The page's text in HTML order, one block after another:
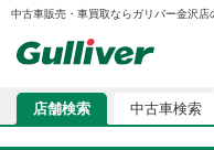
中古車販売・車買取ならガリバー金沢
店舗検索 中古車検索